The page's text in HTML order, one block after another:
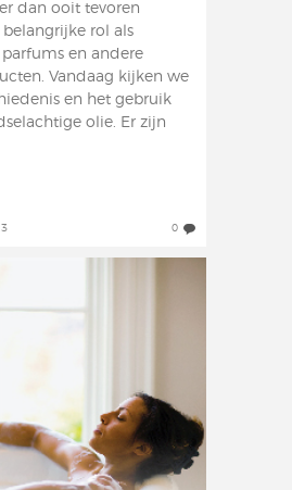
dan ooit tevoren
rol als
en andere
Vandaag kijken we
en het gebruik
olie. Er zijn
0